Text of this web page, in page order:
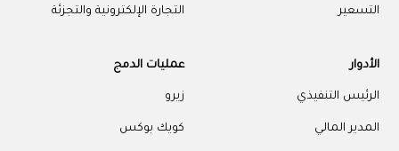
التسعير التجارة الإلكترونية والتجزئة
الأدوار
الرئيس التنفيذي
المدير المالي
عمليات الدمج
زيرو
كويك بوكس